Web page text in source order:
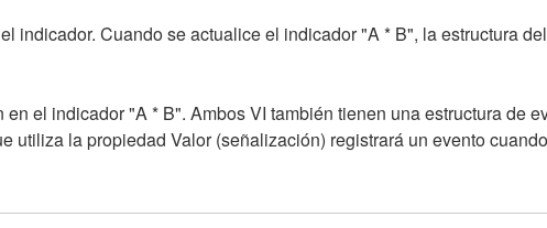
indicador. Cuando se actualice el indicador "A * B", la estructura
el indicador "A * B". Ambos VI también tienen una estructura de
utiliza la propiedad Valor (señalización) registrará un evento